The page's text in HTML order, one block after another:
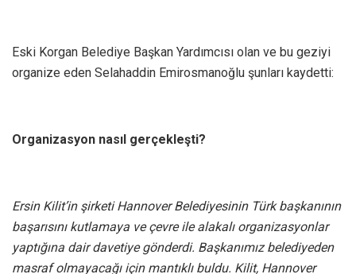
Eski Korgan Belediye Başkan Yardımcısı olan ve bu geziyi
organize eden Selahaddin Emirosmanoğlu şunları kaydetti:
Organizasyon nasıl gerçekleşti?
Ersin Kilit’in şirketi Hannover Belediyesinin Türk başkanının
başarısını kutlamaya ve çevre ile alakalı organizasyonlar
yaptığına dair davetiye gönderdi. Başkanımız belediyeden
masraf olmayacağı için mantıklı buldu. Kilit, Hannover